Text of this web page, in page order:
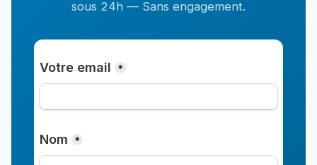
sous 24h — Sans engagement.